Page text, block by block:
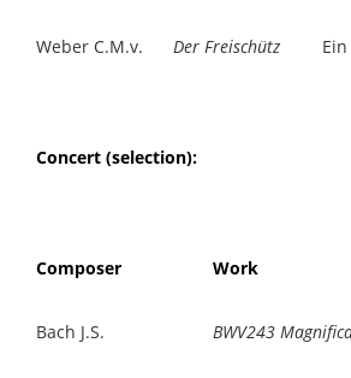
Weber C.M.v. Der Freischütz
Concert (selection):
Composer Work
Bach J.S. BWV243